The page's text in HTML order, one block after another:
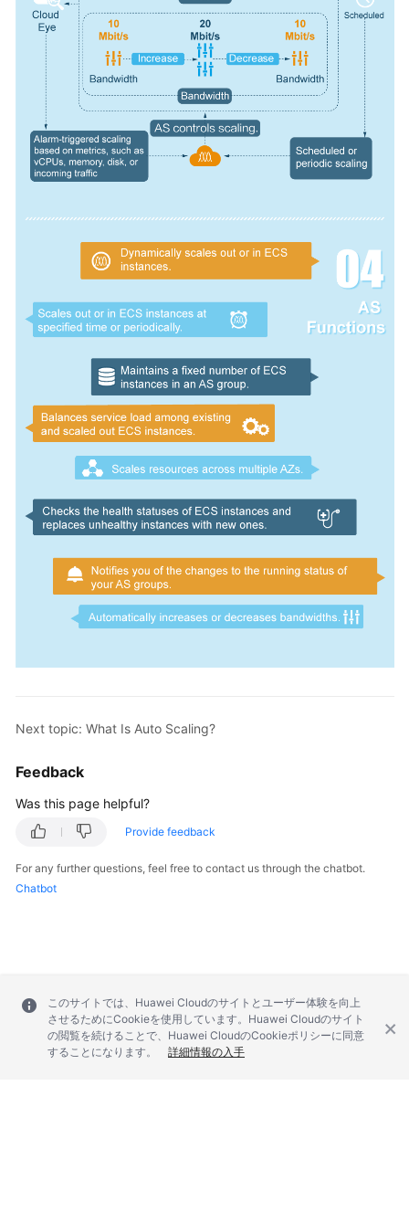
Next topic: What Is Auto Scaling?
Feedback
Was this page helpful?
Provide feedback
For any further questions, feel free to contact us through the chatbot.
Chatbot
このサイトでは、Huawei Cloudのサイトとユーザー体験を向上
させるためにCookieを使用しています。Huawei Cloudのサイト
の閲覧を続けることで、Huawei CloudのCookieポリシーに同意
することになります。
詳細情報の入手